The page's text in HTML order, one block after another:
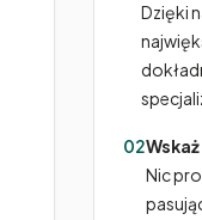
Dzięki
02
Nic